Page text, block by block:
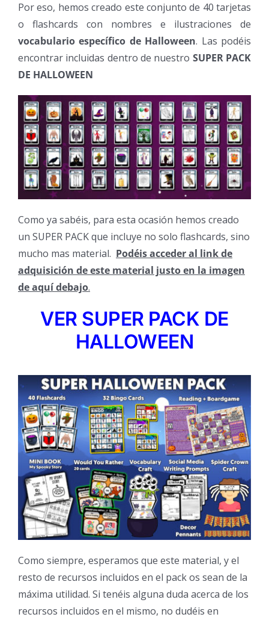
Por eso, hemos creado este conjunto de 40 tarjetas
o flashcards con nombres e ilustraciones de
vocabulario específico de Halloween. Las podéis
encontrar incluidas dentro de nuestro SUPER PACK
DE HALLOWEEN
Como ya sabéis, para esta ocasión hemos creado
un SUPER PACK que incluye no solo flashcards, sino
mucho mas material. Podéis acceder al link de
adquisición de este material justo en la imagen
de aquí debajo.
VER SUPER PACK DE
HALLOWEEN
Como siempre, esperamos que este material, y el
resto de recursos incluidos en el pack os sean de la
máxima utilidad. Si tenéis alguna duda acerca de los
recursos incluidos en el mismo, no dudéis en